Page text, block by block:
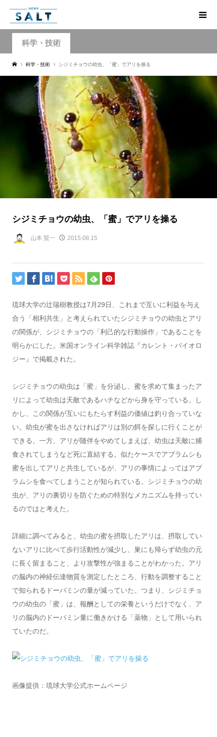
科学・技術
科学・技術 シジミチョウの幼虫、「蜜」でアリを操る
シジミチョウの幼虫、「蜜」でアリを操る
山本 賢一 2015.08.15
琉球大学の辻瑞樹教授は7月29日、これまで互いに利益を与え
合う「相利共生」と考えられていたシジミチョウの幼虫とアリ
の関係が、シジミチョウの「利己的な行動操作」であることを
明らかにした。米国オンライン科学雑誌『カレント・バイオロ
ジー』で掲載された。
シジミチョウの幼虫は「蜜」を分泌し、蜜を求めて集まったア
リによって幼虫は天敵であるハチなどから身を守っている。し
かし、この関係が互いにもたらす利益の価値は釣り合っていな
い。幼虫が蜜を出さなければアリは別の餌を探しに行くことが
できる。一方、アリが随伴をやめてしまえば、幼虫は天敵に捕
食されてしまうなど死に直結する。似たケースでアブラムシも
蜜を出してアリと共生しているが、アリの事情によってはアブ
ラムシを食べてしまうことが知られている。シジミチョウの幼
虫が、アリの裏切りを防ぐための特別なメカニズムを持ってい
るのではと考えた。
詳細に調べてみると、幼虫の蜜を摂取したアリは、摂取してい
ないアリに比べて歩行活動性が減少し、巣にも帰らず幼虫の元
に長く留まること、より攻撃性が強まることがわかった。アリ
の脳内の神経伝達物質を測定したところ、行動を調整すること
で知られるドーパミンの量が減っていた。つまり、シジミチョ
ウの幼虫の「蜜」は、報酬としての栄養というだけでなく、ア
リの脳内のドーパミン量に働きかける「薬物」として用いられ
ていたのだ。
画像提供：琉球大学公式ホームページ